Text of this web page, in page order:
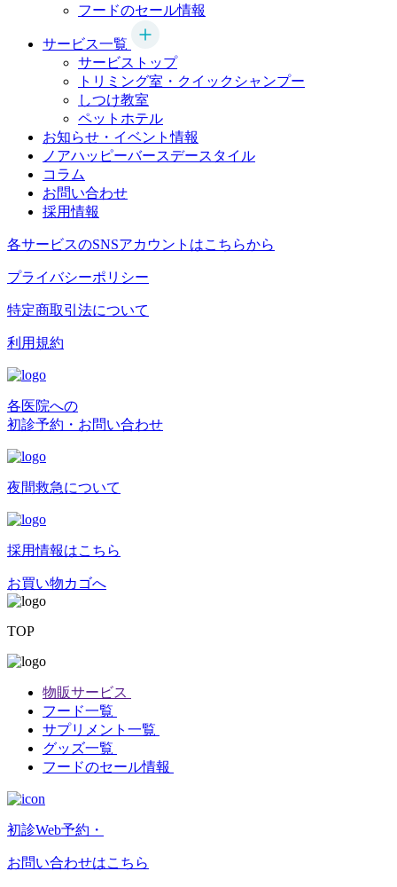
フードのセール情報
サービス一覧
サービストップ
トリミング室・クイックシャンプー
しつけ教室
ペットホテル
お知らせ・イベント情報
ノアハッピーバースデースタイル
コラム
お問い合わせ
採用情報
各サービスのSNSアカウントはこちらから
プライバシーポリシー
特定商取引法について
利用規約
各医院への
初診予約・お問い合わせ
夜間救急について
採用情報はこちら
お買い物カゴへ
TOP
物販サービス
フード一覧
サプリメント一覧
グッズ一覧
フードのセール情報
初診Web予約・
お問い合わせはこちら